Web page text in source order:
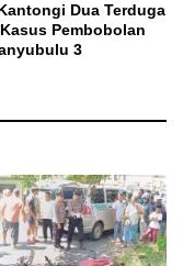
Dua Terduga
Pembobolan
3